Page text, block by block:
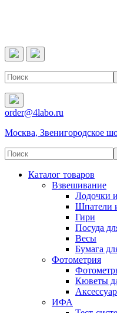
order@4labo.ru
Москва, Звенигородское
Каталог товаров
Взвешивание
Лодочки
Шпатели
Гири
Посуда
Весы
Бумага
Фотометрия
Кюветы
ИФА